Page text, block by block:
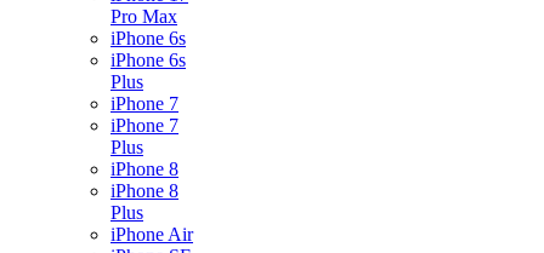
Pro Max
iPhone 6s
iPhone 6s
Plus
iPhone 7
iPhone 7
Plus
iPhone 8
iPhone 8
Plus
iPhone Air